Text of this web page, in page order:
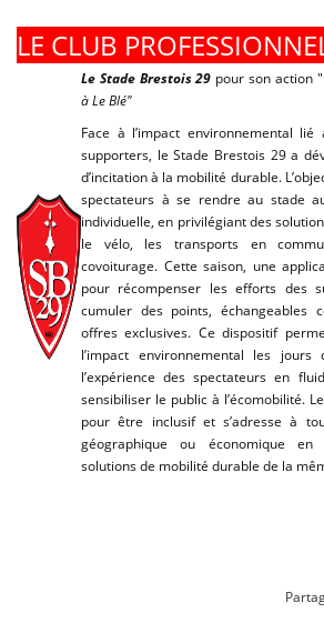
LE CLUB
Le Stade Brestois 29 pour son action "
à Le Blé"
Face à l’impact environnemental lié
supporters, le Stade Brestois 29 a
d’incitation à la mobilité durable.
spectateurs à se rendre au stade
individuelle, en privilégiant des
le vélo, les transports en
covoiturage. Cette saison, une
pour récompenser les efforts des
cumuler des points, échangeables
offres exclusives. Ce dispositif
l’impact environnemental les jours
l’expérience des spectateurs en
sensibiliser le public à l’écomobilité.
pour être inclusif et s’adresse à
géographique ou économique
solutions de mobilité durable de la